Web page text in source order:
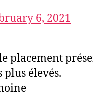
6, 2021
placement
élevés.